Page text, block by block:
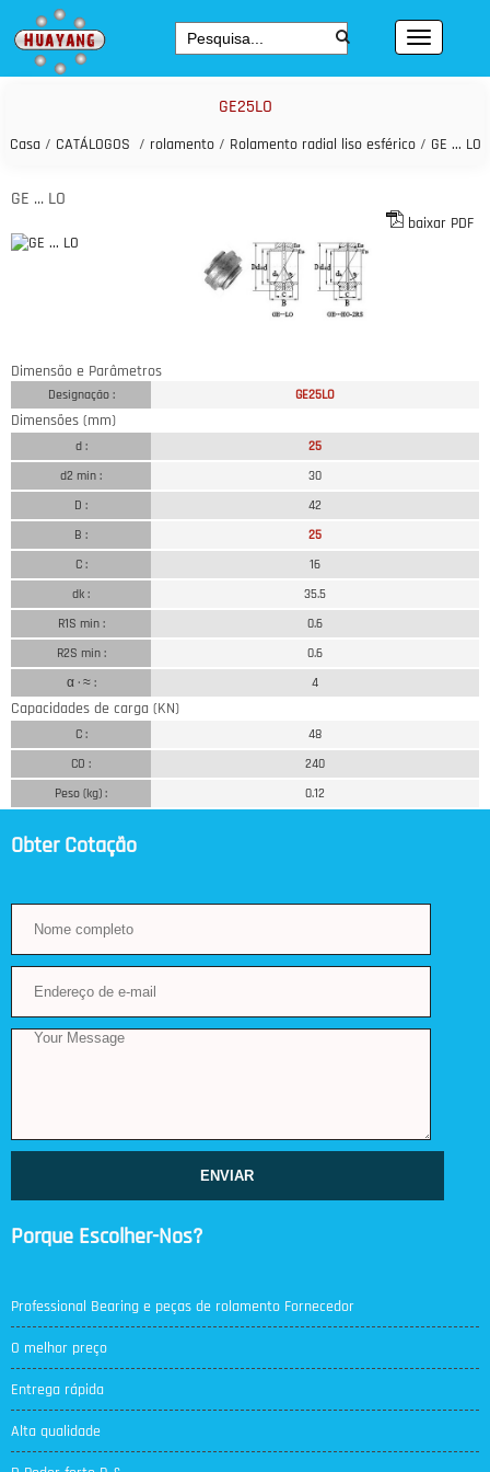
GE25LO
Casa/ CATÁLOGOS / rolamento/ Rolamento radial liso esférico/ GE ... LO
GE ... LO
baixar PDF
Dimensão e Parâmetros
Designação : GE25LO
Dimensões (mm)
d :
25
d2 min :
30
D :
42
B :
25
C :
16
dk :
35.5
R1S min :
0.6
R2S min :
0.6
α · ≈ :
4
Capacidades de carga (KN)
C :
48
CO :
240
Peso (kg) :
0.12
Obter Cotação
ENVIAR
Porque Escolher-Nos?
Professional Bearing e peças de rolamento Fornecedor
O melhor preço
Entrega rápida
Alta qualidade